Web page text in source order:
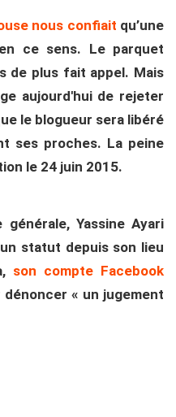
nous confiait qu’une
ce sens. Le parquet
de plus fait appel. Mais
aujourd'hui de rejeter
le blogueur sera libéré
ses proches. La peine
le 24 juin 2015.
Yassine Ayari
statut depuis son lieu
son compte Facebook
« un jugement